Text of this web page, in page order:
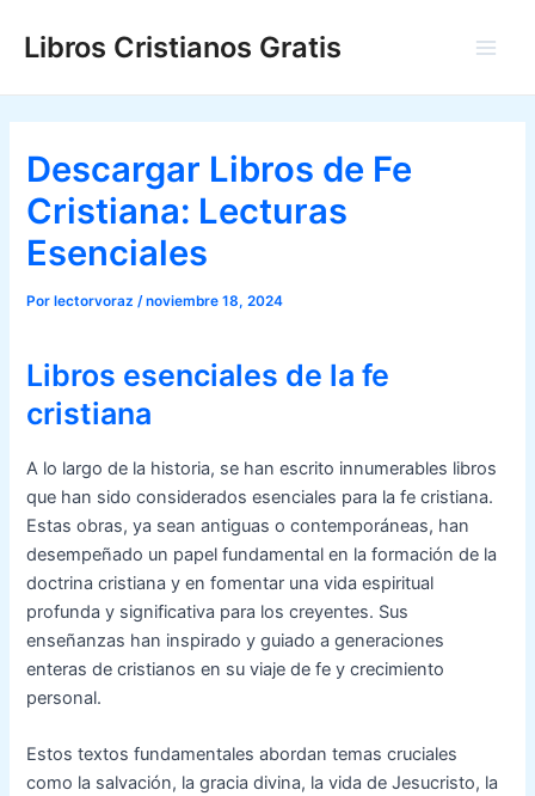
Libros Cristianos Gratis
Descargar Libros de Fe
Cristiana: Lecturas
Esenciales
Porlectorvoraz /noviembre 18, 2024
Libros esenciales de la fe
cristiana
A lo largo de la historia, se han escrito innumerables libros
que han sido considerados esenciales para la fe cristiana.
Estas obras, ya sean antiguas o contemporáneas, han
desempeñado un papel fundamental en la formación de la
doctrina cristiana y en fomentar una vida espiritual
profunda y significativa para los creyentes. Sus
enseñanzas han inspirado y guiado a generaciones
enteras de cristianos en su viaje de fe y crecimiento
personal.
Estos textos fundamentales abordan temas cruciales
como la salvación, la gracia divina, la vida de Jesucristo, la